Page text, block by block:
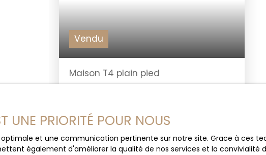
Vendu
Maison T4 plain pied
En exclusivité, notre agence airbossimmo
vous propose une charmante maison
familiale de type 4. Une famille aura 3
UNE PRIORITÉ POUR NOUS
et une communication pertinente sur notre site. Grace à ces
également d'améliorer la qualité de nos services et la convivialité